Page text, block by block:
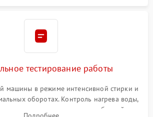
тестирование работы
машины в режиме интенсивной стирки и
оборотах. Контроль нагрева воды,
слива, отсутствия излишних вибраций,